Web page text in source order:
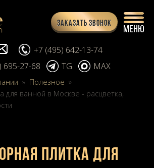
Заказать звонок
info@stone-collection.ru
+7 (495) 642-13-74
695-27-68
TG MAX
» Полезное »
для ванной в Москве - расцветка,
плитка для